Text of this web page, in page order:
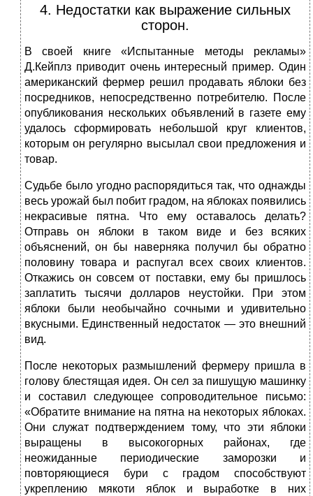
4. Недостатки как выражение сильных
сторон.
В своей книге «Испытанные методы рекламы»
Д.Кейплз приводит очень интересный пример. Один
американский фермер решил продавать яблоки без
посредников, непосредственно потребителю. После
опубликования нескольких объявлений в газете ему
удалось сформировать небольшой круг клиентов,
которым он регулярно высылал свои предложения и
товар.
Судьбе было угодно распорядиться так, что однажды
весь урожай был побит градом, на яблоках появились
некрасивые пятна. Что ему оставалось делать?
Отправь он яблоки в таком виде и без всяких
объяснений, он бы наверняка получил бы обратно
половину товара и распугал всех своих клиентов.
Откажись он совсем от поставки, ему бы пришлось
заплатить тысячи долларов неустойки. При этом
яблоки были необычайно сочными и удивительно
вкусными. Единственный недостаток — это внешний
вид.
После некоторых размышлений фермеру пришла в
голову блестящая идея. Он сел за пишущую машинку
и составил следующее сопроводительное письмо:
«Обратите внимание на пятна на некоторых яблоках.
Они служат подтверждением тому, что эти яблоки
выращены в высокогорных районах, где
неожиданные периодические заморозки и
повторяющиеся бури с градом способствуют
укреплению мякоти яблок и выработке в них